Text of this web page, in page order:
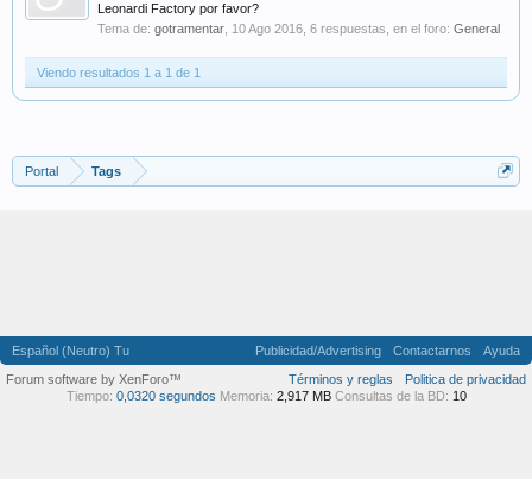
Leonardi Factory por favor?
Tema de: gotramentar 10 Ago 2016 , 6 respuestas, en el foro: General
Viendo resultados 1 a 1 de 1
Portal Tags
Español (Neutro) Tu Publicidad/Advertising Contactarnos
Ayuda
Términos y reglas
Politica de privacidad
Forum software by XenForo™
Tiempo: 0,0320 segundos Memoria: 2,917 MB Consultas de la BD: 10